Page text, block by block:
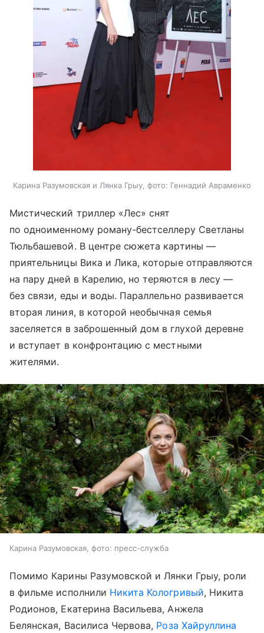
Карина Разумовская и Лянка Грыу, фото: Геннадий Авраменко
Мистический триллер «Лес» снят
по одноименному роману-бестселлеру Светланы
Тюльбашевой. В центре сюжета картины —
приятельницы Вика и Лика, которые отправляются
на пару дней в Карелию, но теряются в лесу —
без связи, еды и воды. Параллельно развивается
вторая линия, в которой необычная семья
заселяется в заброшенный дом в глухой деревне
и вступает в конфронтацию с местными
жителями.
Карина Разумовская, фото: пресс-служба
Помимо Карины Разумовской и Лянки Грыу, роли
в фильме исполнили Никита Кологривый, Никита
Родионов, Екатерина Васильева, Анжела
Белянская, Василиса Червова, Роза Хайруллина